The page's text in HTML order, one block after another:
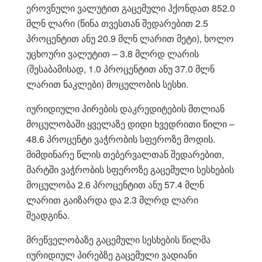
ეროვნული ვალუტით გაცემული ჰქონდათ 852.0
მლნ ლარი (წინა თვესთან შედარებით 2.5
პროცენტით ანუ 20.9 მლნ ლარით მეტი), ხოლო
უცხოური ვალუტით – 3.8 მლრდ ლარის
(შესაბამისად, 1.0 პროცენტით ანუ 37.0 მლნ
ლარით ნაკლები) მოცულობის სესხი.
იურიდიული პირების დაკრედიტების მთლიან
მოცულობაში ყველაზე დიდი ხვედრითი წილი –
48.6 პროცენტი ვაჭრობის სფეროზე მოდის.
მიმდინარე წლის თებერვალთან შედარებით,
მარტში ვაჭრობის სფეროზე გაცემული სესხების
მოცულობა 2.6 პროცენტით ანუ 57.4 მლნ
ლარით გაიზარდა და 2.3 მლრდ ლარი
შეადგინა.
მრეწველობაზე გაცემული სესხების წილმა
იურიდიულ პირებზე გაცემული ვადიანი